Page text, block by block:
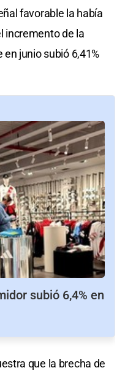
favorable la había
incremento de la
junio subió 6,41%
subió 6,4% en
que la brecha de